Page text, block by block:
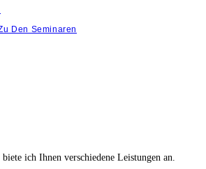
Den Seminaren
ich Ihnen verschiedene Leistungen an.